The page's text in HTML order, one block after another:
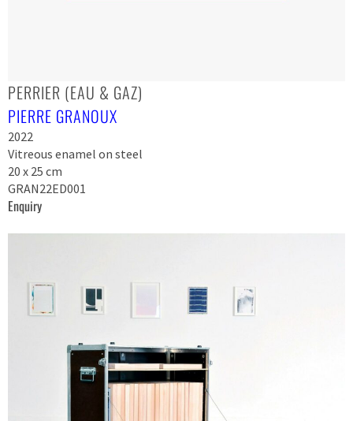
PERRIER (EAU & GAZ)
PIERRE GRANOUX
2022
Vitreous enamel on steel
20 x 25 cm
GRAN22ED001
Enquiry